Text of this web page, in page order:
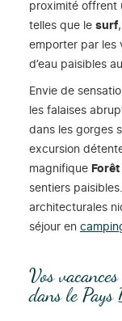
proximité offrent
telles que le surf
emporter par les
d’eau paisibles
Envie de
les falaises
dans les gorges
excursion
magnifique
sentiers
architecturales
séjour en
Vos
dans le Pays